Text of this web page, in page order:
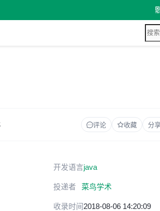
评论 收藏 分
开发语言java
投递者 菜鸟学术
收录时间2018-08-06 14:20:09